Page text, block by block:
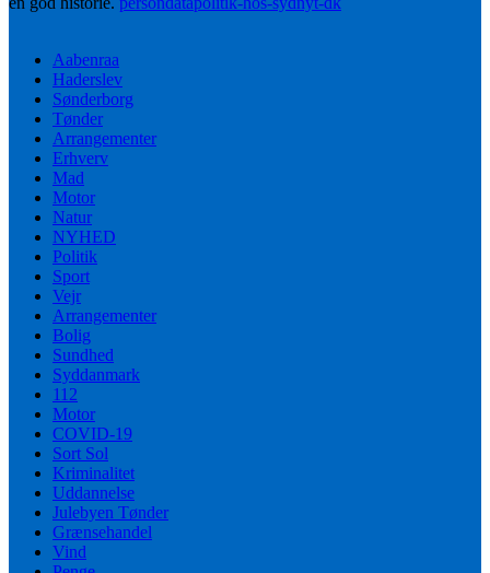
Aabenraa
Haderslev
Sønderborg
Tønder
Arrangementer
Erhverv
Mad
Motor
Natur
NYHED
Politik
Sport
Vejr
Arrangementer
Bolig
Sundhed
Syddanmark
112
Motor
COVID-19
Sort Sol
Kriminalitet
Uddannelse
Julebyen Tønder
Grænsehandel
Vind